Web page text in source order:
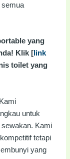
semua
yang
Klik [ link
toilet yang
Kami
untuk
Kami
tetapi
yang